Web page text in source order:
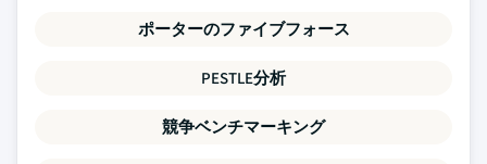
ポーターのファイブフォース
PESTLE分析
競争ベンチマーキング